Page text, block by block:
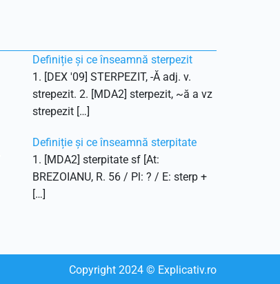
Definiție și ce înseamnă sterpezit
1. [DEX '09] STERPEZIT, -Ă adj. v.
strepezit. 2. [MDA2] sterpezit, ~ă a vz
strepezit […]
Definiție și ce înseamnă sterpitate
1. [MDA2] sterpitate sf [At:
BREZOIANU, R. 56 / Pl: ? / E: sterp +
[…]
Copyright 2024 © Explicativ.ro